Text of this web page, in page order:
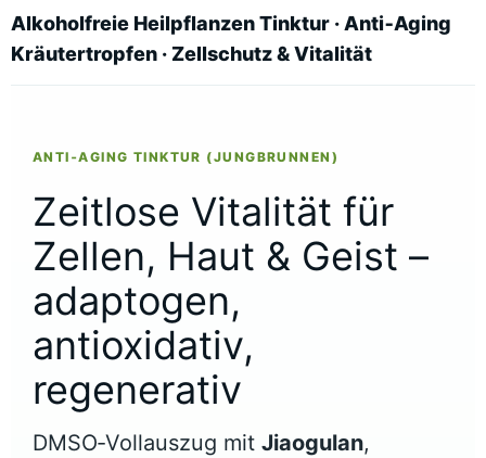
Alkoholfreie Heilpflanzen Tinktur · Anti‑Aging
Kräutertropfen · Zellschutz & Vitalität
ANTI‑AGING TINKTUR (JUNGBRUNNEN)
Zeitlose Vitalität für
Zellen, Haut & Geist –
adaptogen,
antioxidativ,
regenerativ
DMSO‑Vollauszug mit Jiaogulan,